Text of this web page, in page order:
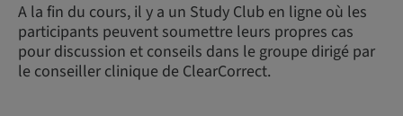
A la fin du cours, il y a un Study Club en ligne où les
participants peuvent soumettre leurs propres cas
pour discussion et conseils dans le groupe dirigé par
le conseiller clinique de ClearCorrect.